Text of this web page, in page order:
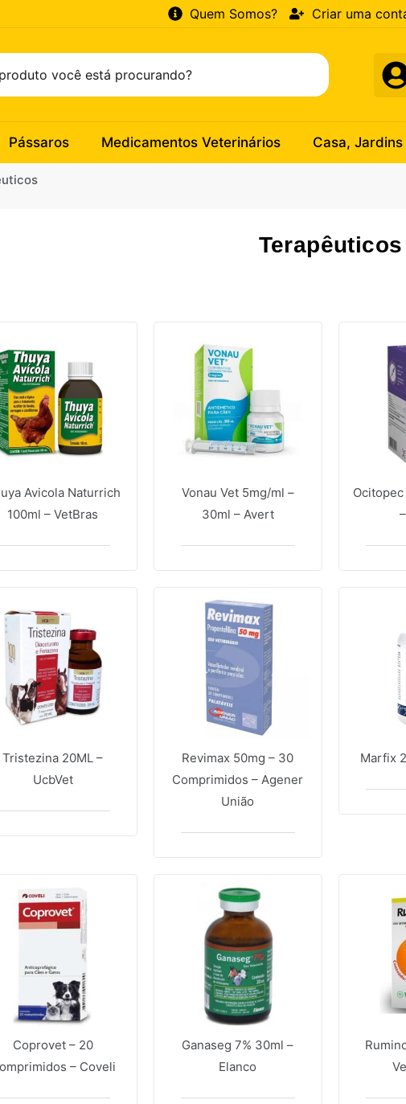
Quem Somos? Criar uma
Pássaros Medicamentos Veterinários Casa,
Terapêuticos
Avicola Naturrich
100ml – VetBras
Vonau Vet 5mg/ml –
30ml – Avert
Tristezina 20ML –
UcbVet
Revimax 50mg – 30
Comprimidos – Agener
União
Marfix
Coprovet – 20
– Coveli
Ganaseg 7% 30ml –
Elanco